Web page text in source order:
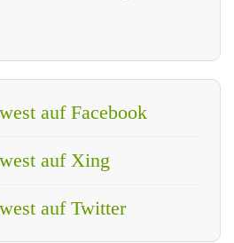
auf Facebook
auf Xing
auf Twitter